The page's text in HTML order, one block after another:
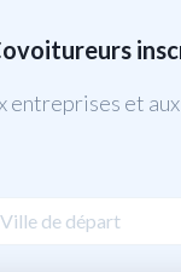
entreprises et